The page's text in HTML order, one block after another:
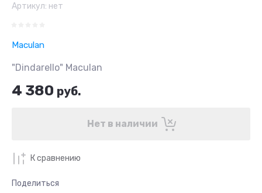
Артикул: нет
Maculan
"Dindarello" Maculan
4 380 руб.
Нет в наличии
К сравнению
Поделиться